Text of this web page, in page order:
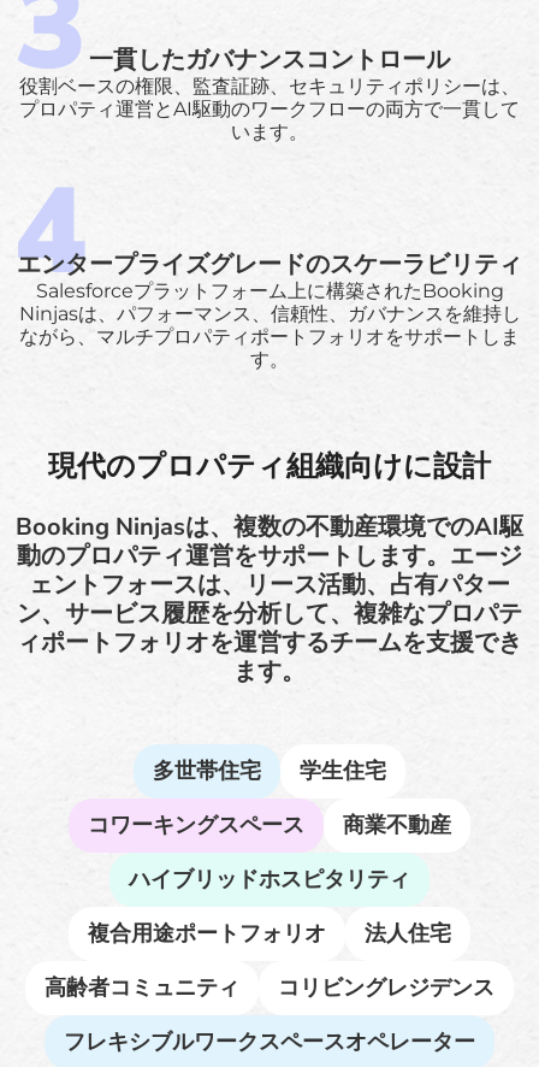
一貫したガバナンスコントロール
役割ベースの権限、監査証跡、セキュリティポリシーは、
プロパティ運営とAI駆動のワークフローの両方で一貫して
います。
エンタープライズグレードのスケーラビリティ
Salesforceプラットフォーム上に構築されたBooking
Ninjasは、パフォーマンス、信頼性、ガバナンスを維持し
ながら、マルチプロパティポートフォリオをサポートしま
す。
現代のプロパティ組織向けに設計
Booking Ninjasは、複数の不動産環境でのAI駆
動のプロパティ運営をサポートします。エージ
ェントフォースは、リース活動、占有パター
ン、サービス履歴を分析して、複雑なプロパテ
ィポートフォリオを運営するチームを支援でき
ます。
多世帯住宅
学生住宅
コワーキングスペース
商業不動産
ハイブリッドホスピタリティ
複合用途ポートフォリオ
法人住宅
高齢者コミュニティ
コリビングレジデンス
フレキシブルワークスペースオペレーター